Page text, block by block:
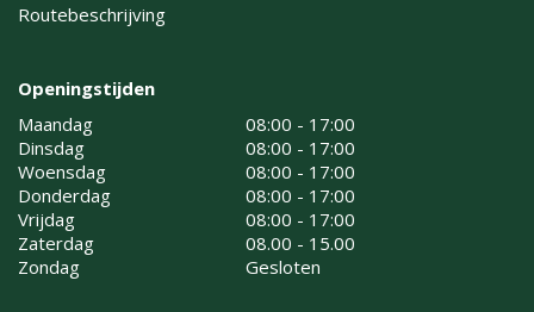
Routebeschrijving
Openingstijden
Maandag
08:00 - 17:00
Dinsdag
08:00 - 17:00
Woensdag
08:00 - 17:00
Donderdag
08:00 - 17:00
Vrijdag
08:00 - 17:00
Zaterdag
08.00 - 15.00
Zondag
Gesloten